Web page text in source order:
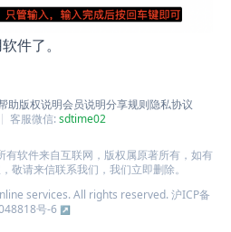
件了。
助版权说明会员说明分享规则隐私协议
客服微信:sdtime02
有软件来自互联网，版权属原著所有，如有
敬请来信联系我们，我们立即删除。
services. All rights reserved.沪ICP备
号-6